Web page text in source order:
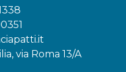
via Roma 13/A